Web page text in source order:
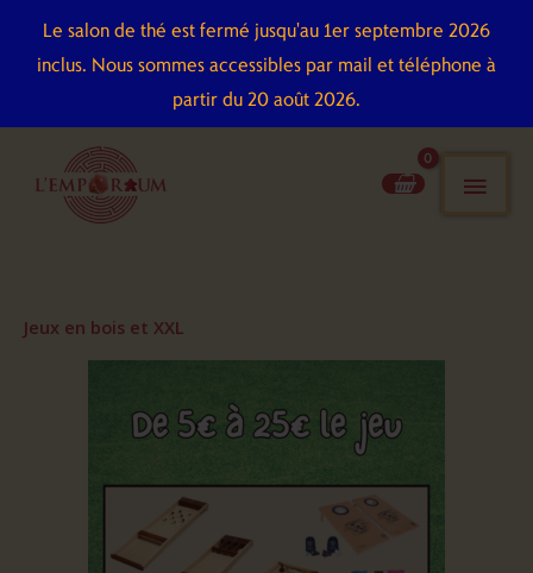
Le salon de thé est fermé jusqu'au 1er septembre 2026
inclus. Nous sommes accessibles par mail et téléphone à
partir du 20 août 2026.
contenu
Jeux en bois et XXL